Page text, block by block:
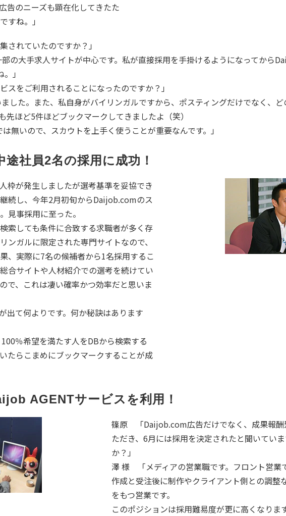
告のニーズも顕在化してきたた
すね。」
れていたのですか？」
の大手求人サイトが中心です。私が直接採用を手掛けるようになってから
」
をご利用されることになったのですか？」
した。また、私自身がバイリンガルですから、ポスティングだけでなく、
先ほど5件ほどブックマークしてきましたよ（笑）
無いので、スカウトを上手く使うことが重要なんです。」
社員2名の採用に成功！
枠が発生しましたが選考基準を妥協でき
続し、今年2月初旬からDaijob.comのス
見事採用に至った。
しても条件に合致する求職者が多く存
ンガルに限定された専門サイトなので、
、実際に7名の候補者から1名採用するこ
合サイトや人材紹介での選考を続けてい
で、これは凄い確率かつ効率だと思いま
て何よりです。何か秘訣はあります
％希望を満たす人をDBから検索する
たらこまめにブックマークすることが成
AGENTサービスを利用！
篠原 「Daijob.com広告だけでなく、成果報酬
ただき、6月には採用を決定されたと聞いてい
か？」
澤 様 「メディアの営業職です。フロント営業
作成と受注後に制作やクライアント側との調整
をもつ営業です。
このポジションは採用難易度が更に高くなりま